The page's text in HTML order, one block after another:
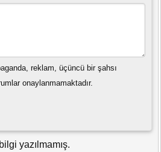
reklam, üçüncü bir şahsı
onaylanmamaktadır.
yazılmamış.